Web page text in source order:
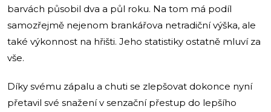
barvách působil dva a půl roku. Na tom má podíl
samozřejmě nejenom brankářova netradiční výška, ale
také výkonnost na hřišti. Jeho statistiky ostatně mluví za
vše.
Díky svému zápalu a chuti se zlepšovat dokonce nyní
přetavil své snažení v senzační přestup do lepšího